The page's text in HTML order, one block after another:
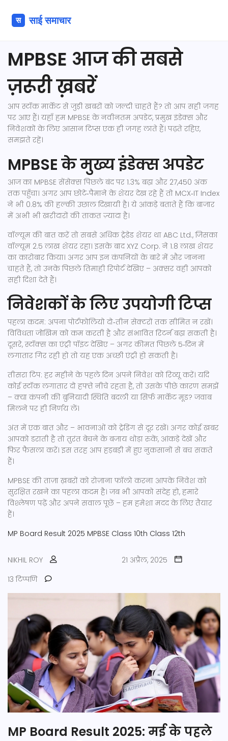
MPBSE आज की सबसे
ज़रूरी ख़बरें
आप स्टॉक मार्केट से जुड़ी खबरों को जल्दी चाहते हैं? तो आप सही जगह
पर आए हैं। यहाँ हम MPBSE के नवीनतम अपडेट, प्रमुख इंडेक्स और
निवेशकों के लिए आसान टिप्स एक ही जगह लाते हैं। पढ़ते रहिए,
समझते रहें।
MPBSE के मुख्य इंडेक्स अपडेट
आज का MPBSE सेंसेक्स पिछले बंद पर 1.3% बढ़ा और 27,450 अंक
तक पहुँचा। अगर आप छोटे‑पैमाने के शेयर देख रहे हैं तो MCX‑IT Index
ने भी 0.8% की हल्की उछाल दिखायी है। ये आंकड़े बताते हैं कि बाजार
में अभी भी खरीदारों की ताकत ज़्यादा है।
वॉल्यूम की बात करें तो सबसे अधिक ट्रेडेड शेयर था ABC Ltd., जिसका
वॉल्यूम 2.5 लाख शेयर रहा। इसके बाद XYZ Corp. ने 1.8 लाख शेयर
का कारोबार किया। अगर आप इन कंपनियों के बारे में और जानना
चाहते हैं, तो उनके पिछले तिमाही रिपोर्ट देखिए – अक्सर वही आपको
सही दिशा देते हैं।
निवेशकों के लिए उपयोगी टिप्स
पहला कदम: अपना पोर्टफोलियो दो‑तीन सेक्टरों तक सीमित न रखें।
विविधता जोखिम को कम करती है और संभावित रिटर्न बढ़ा सकती है।
दूसरे, स्टॉक्स का एंट्री पॉइंट देखिए – अगर कीमत पिछले 5‑दिन में
लगातार गिर रही हो तो यह एक अच्छी एंट्री हो सकती है।
तीसरा टिप: हर महीने के पहले दिन अपने निवेश को रिव्यू करें। यदि
कोई स्टॉक लगातार दो हफ्ते नीचे रहता है, तो उसके पीछे कारण समझें
– क्या कंपनी की बुनियादी स्थिति बदली या सिर्फ मार्केट मूड? जवाब
मिलने पर ही निर्णय लें।
अंत में एक बात और – भावनाओं को ट्रेडिंग से दूर रखें। अगर कोई खबर
आपको डराती है तो तुरंत बेचने के बजाय थोड़ा रुकें, आंकड़े देखें और
फिर फैसला करें। इस तरह आप हड़बड़ी में हुए नुकसानों से बच सकते
हैं।
MPBSE की ताज़ा ख़बरों को रोज़ाना फ़ॉलो करना आपके निवेश को
सुरक्षित रखने का पहला कदम है। जब भी आपको संदेह हो, हमारे
विश्लेषण पढ़ें और अपने सवाल पूछें – हम हमेशा मदद के लिए तैयार
हैं।
MP Board Result 2025 MPBSE Class 10th Class 12th
NIKHIL ROY
21 अप्रैल, 2025
13 टिप्पणि
MP Board Result 2025: मई के पहले